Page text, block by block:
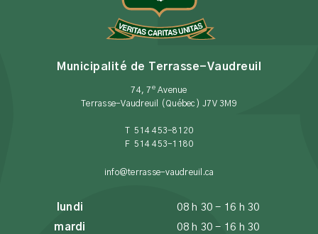
Municipalité de Terrasse-Vaudreuil
74, 7 eAvenue
Terrasse-Vaudreuil (Québec) J7V 3M9
T 514 453-8120
F 514 453-1180
info@terrasse-vaudreuil.ca
lundi
08 h 30 - 16 h 30
mardi
08 h 30 - 16 h 30